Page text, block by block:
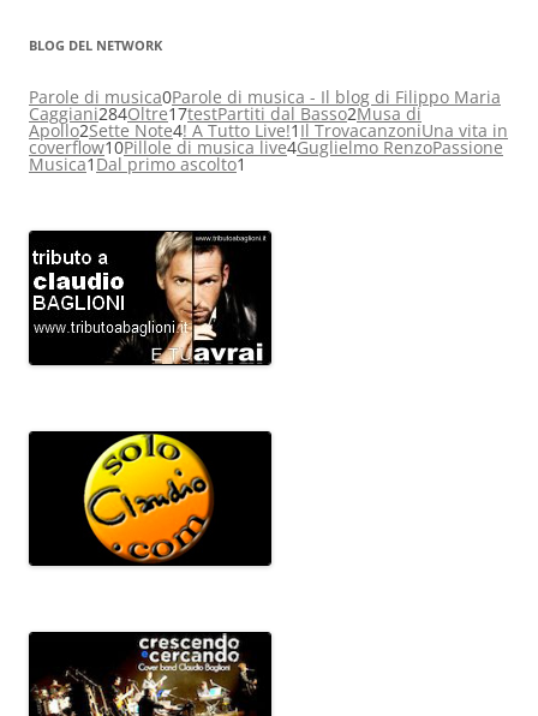
BLOG DEL NETWORK
Parole di musica0Parole di musica - Il blog di Filippo Maria
Caggiani284Oltre17testPartiti dal Basso2Musa di
Apollo2Sette Note4! A Tutto Live!1 Il TrovacanzoniUna vita in
coverflow10Pillole di musica live4Guglielmo RenzoPassione
Musica1 Dal primo ascolto1